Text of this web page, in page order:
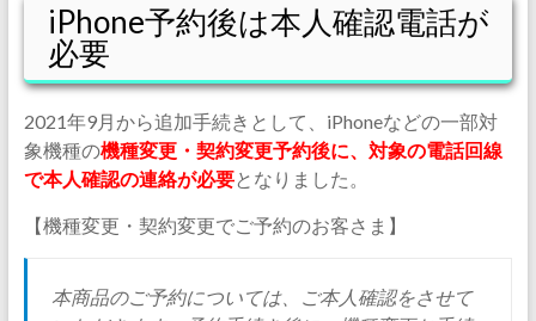
iPhone予約後は本人確認電話が
必要
2021年9月から追加手続きとして、iPhoneなどの一部対
象機種の機種変更・契約変更予約後に、対象の電話回線
で本人確認の連絡が必要となりました。
【機種変更・契約変更でご予約のお客さま】
本商品のご予約については、ご本人確認をさせて